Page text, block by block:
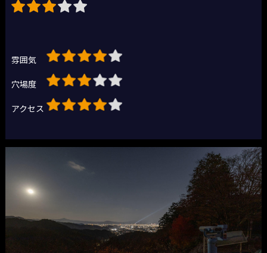
雰囲気
穴場度
アクセス